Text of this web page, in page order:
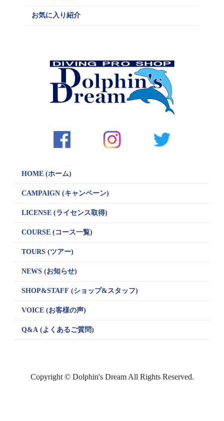
お気に入り紹介
HOME (ホーム)
CAMPAIGN (キャンペーン)
LICENSE (ライセンス取得)
COURSE (コース一覧)
TOURS (ツアー)
NEWS (お知らせ)
SHOP&STAFF (ショップ&スタッフ)
VOICE (お客様の声)
Q&A (よくあるご質問)
Copyright © Dolphin's Dream All Rights Reserved.